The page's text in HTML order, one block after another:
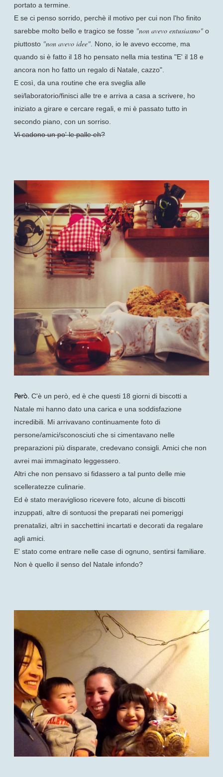
portato a termine.
E se ci penso sorrido, perchè il motivo per cui non l'ho finito
sarebbe molto bello e tragico se fosse "non avevo entusiasmo" o
piuttosto "non avevo idee" . Nono, io le avevo eccome, ma
quando si è fatto il 18 ho pensato nella mia testina "E' il 18 e
ancora non ho fatto un regalo di Natale, cazzo".
E così, da una routine che era sveglia alle
sei/laboratorio/finisci alle tre e arriva a casa a scrivere, ho
iniziato a girare e cercare regali, e mi è passato tutto in
secondo piano, con un sorriso.
Vi cadono un po' le palle eh?
Però. C'è un però, ed è che questi 18 giorni di biscotti a
Natale mi hanno dato una carica e una soddisfazione
incredibili. Mi arrivavano continuamente foto di
persone/amici/sconosciuti che si cimentavano nelle
preparazioni più disparate, credevano consigli. Amici che non
avrei mai immaginato leggessero.
Altri che non pensavo si fidassero a tal punto delle mie
scelleratezze culinarie.
Ed è stato meraviglioso ricevere foto, alcune di biscotti
inzuppati, altre di sontuosi the preparati nei pomeriggi
prenatalizi, altri in sacchettini incartati e decorati da regalare
agli amici.
E' stato come entrare nelle case di ognuno, sentirsi familiare.
Non è quello il senso del Natale infondo?